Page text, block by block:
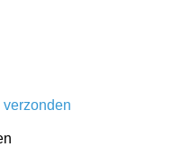
verzonden